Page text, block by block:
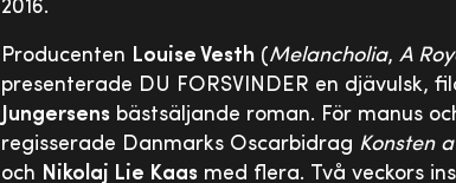
2016.
Producenten Louise Vesth (Melancholia,A
presenterade DU FORSVINDER en djävulsk,
Jungersens bästsäljande roman. För manus
regisserade Danmarks Oscarbidrag Konsten
och Nikolaj Lie Kaas med flera. Två veckors